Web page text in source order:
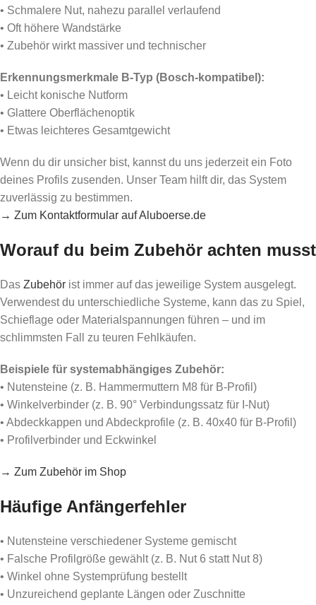
• Schmalere Nut, nahezu parallel verlaufend
• Oft höhere Wandstärke
• Zubehör wirkt massiver und technischer
Erkennungsmerkmale B-Typ (Bosch-kompatibel):
• Leicht konische Nutform
• Glattere Oberflächenoptik
• Etwas leichteres Gesamtgewicht
Wenn du dir unsicher bist, kannst du uns jederzeit ein Foto
deines Profils zusenden. Unser Team hilft dir, das System
zuverlässig zu bestimmen.
→ Zum Kontaktformular auf Aluboerse.de
Worauf du beim Zubehör achten musst
Das Zubehör ist immer auf das jeweilige System ausgelegt.
Verwendest du unterschiedliche Systeme, kann das zu Spiel,
Schieflage oder Materialspannungen führen – und im
schlimmsten Fall zu teuren Fehlkäufen.
Beispiele für systemabhängiges Zubehör:
• Nutensteine (z. B. Hammermuttern M8 für B-Profil)
• Winkelverbinder (z. B. 90° Verbindungssatz für I-Nut)
• Abdeckkappen und Abdeckprofile (z. B. 40x40 für B-Profil)
• Profilverbinder und Eckwinkel
→ Zum Zubehör im Shop
Häufige Anfängerfehler
• Nutensteine verschiedener Systeme gemischt
• Falsche Profilgröße gewählt (z. B. Nut 6 statt Nut 8)
• Winkel ohne Systemprüfung bestellt
• Unzureichend geplante Längen oder Zuschnitte